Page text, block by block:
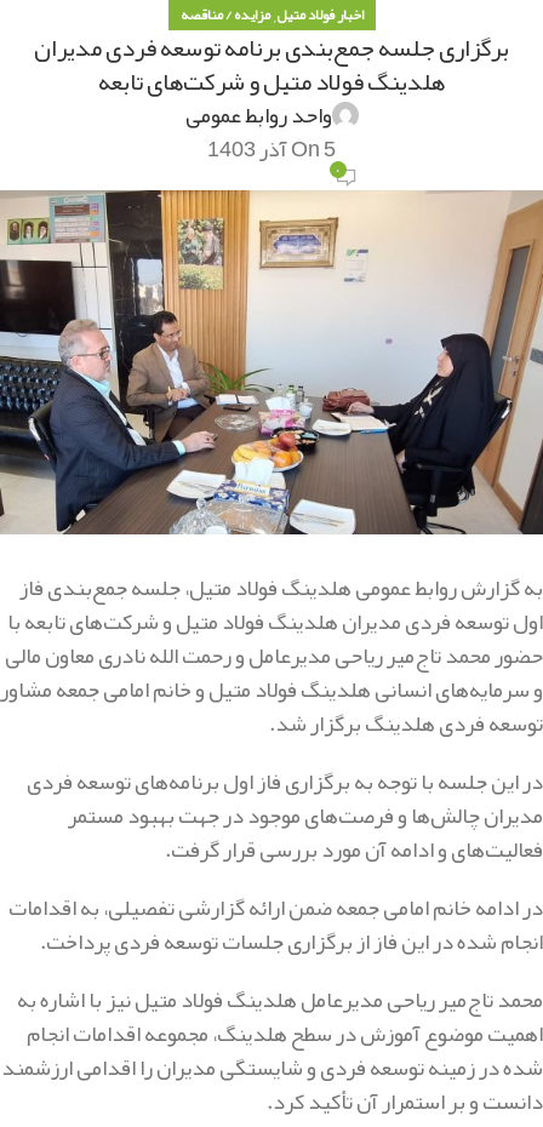
اخبار فولاد متیل,مزایده / مناقصه
برگزاری جلسه جمع‌بندی برنامه توسعه فردی مدیران
هلدینگ فولاد متیل و شرکت‌های تابعه
واحد روابط عمومی
On 5 آذر 1403۰
به گزارش روابط عمومی هلدینگ فولاد متیل، جلسه جمع‌بندی فاز
اول توسعه فردی مدیران هلدینگ فولاد متیل و شرکت‌های تابعه با
حضور محمد تاج‌میر ریاحی مدیرعامل و رحمت الله نادری معاون مالی
و سرمایه‌های انسانی هلدینگ فولاد متیل و خانم امامی جمعه مشاور
توسعه فردی هلدینگ برگزار شد.
در این جلسه با توجه به برگزاری فاز اول برنامه‌های توسعه فردی
مدیران چالش‌ها و فرصت‌های موجود در جهت بهبود مستمر
فعالیت‌های و ادامه آن مورد بررسی قرار گرفت.
در ادامه خانم امامی جمعه ضمن ارائه گزارشی تفصیلی، به اقدامات
انجام شده در این فاز از برگزاری جلسات توسعه فردی پرداخت.
محمد تاج‌میر ریاحی مدیرعامل هلدینگ فولاد متیل نیز با اشاره به
اهمیت موضوع آموزش در سطح هلدینگ، مجموعه اقدامات انجام
شده در زمینه توسعه فردی و شایستگی مدیران را اقدامی ارزشمند
دانست و بر استمرار آن تأکید کرد.